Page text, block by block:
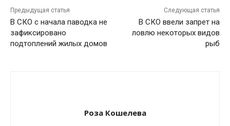
Предыдущая статья
В СКО с начала паводка не
зафиксировано
подтоплений жилых домов
Следующая статья
В СКО ввели запрет на
ловлю некоторых видов
рыб
Роза Кошелева